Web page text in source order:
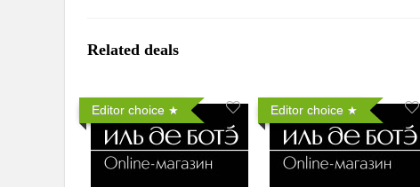
Related deals
Editor choice Editor choice